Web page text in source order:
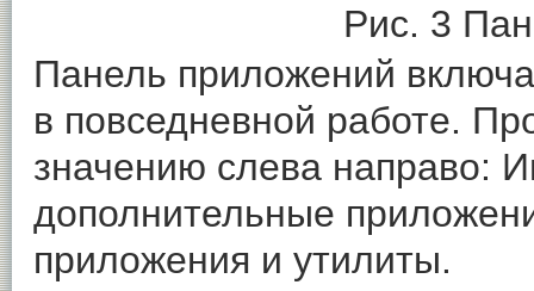
Рис. 3
Панель приложений
в повседневной работе.
значению слева направо:
дополнительные
приложения и утилиты.